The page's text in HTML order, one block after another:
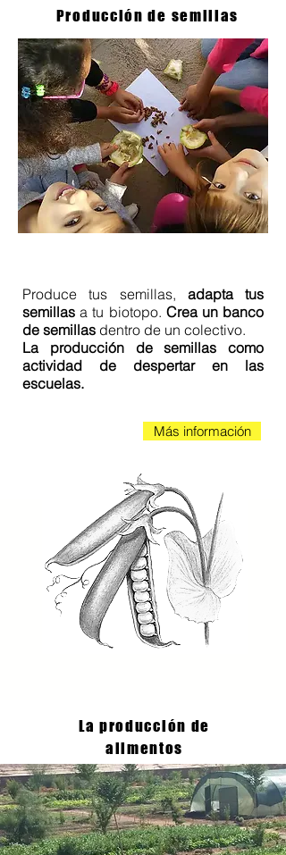
Producción de semillas
Produce tus semillas, adapta tus
semillas a tu biotopo. Crea un banco
de semillas dentro de un colectivo.
La producción de semillas como
actividad de despertar en las
escuelas.
Más información
La producción de
alimentos